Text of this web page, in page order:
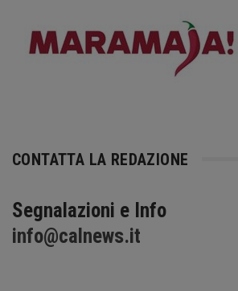
CONTATTA LA REDAZIONE
Segnalazioni e Info
info@calnews.it